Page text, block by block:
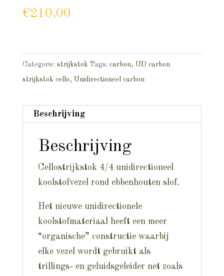
€210,00
Categorie: strijkstok Tags: carbon, UD carbon
strijkstok cello, Unidirectioneel carbon
Beschrijving
Beschrijving
Cellostrijkstok 4/4 unidirectioneel
koolstofvezel rond ebbenhouten slof.
Het nieuwe unidirectionele
koolstofmateriaal heeft een meer
“organische” constructie waarbij
elke vezel wordt gebruikt als
trillings- en geluidsgeleider net zoals